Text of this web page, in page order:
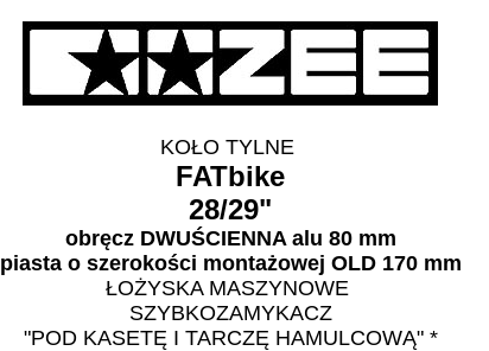
KOŁO TYLNE
FATbike
28/29"
obręcz DWUŚCIENNA alu 80 mm
piasta o szerokości montażowej OLD 170 mm
ŁOŻYSKA MASZYNOWE
SZYBKOZAMYKACZ
"POD KASETĘ I TARCZĘ HAMULCOWĄ"*